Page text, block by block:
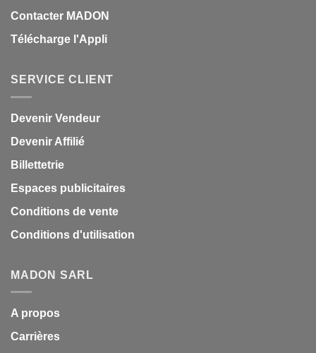
Contacter MADON
Télécharge l'Appli
SERVICE CLIENT
Devenir Vendeur
Devenir Affilié
Billettetrie
Espaces publicitaires
Conditions de vente
Conditions d'utilisation
MADON SARL
A propos
Carrières